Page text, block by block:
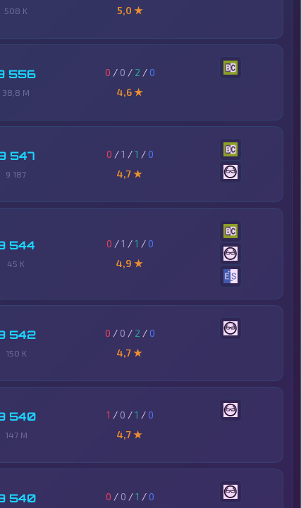
508 K
5,0 ★
556
38,8 M
0 / 0 / 2 /0
4,6 ★
547
9 187
0 /1 /1 /0
4,7 ★
544
45 K
0 /1 /1 /0
4,9 ★
542
150 K
0 / 0 / 2 /0
4,7 ★
540
147 M
1 / 0 /1 /0
4,7 ★
540 0 / 0 /1 /0